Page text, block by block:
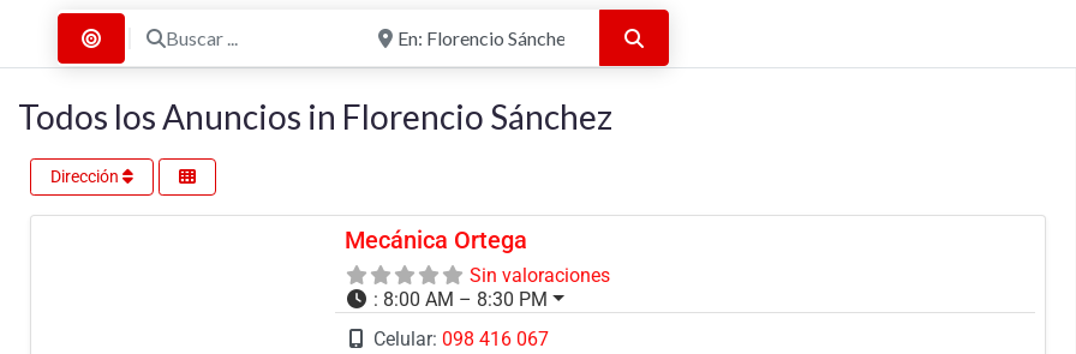
Buscar por Distancia
Buscar ... Cerca de
Todos los Anuncios in Florencio Sánchez
Dirección
Mecánica Ortega
Sin valoraciones
: 8:00 AM – 8:30 PM
Celular: 098 416 067